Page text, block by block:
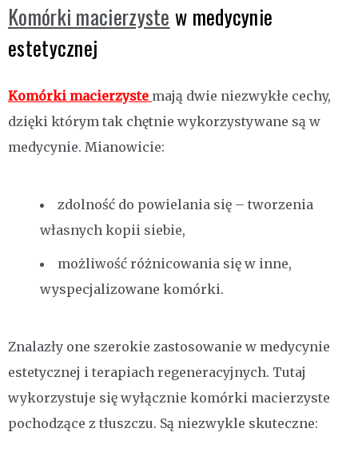
Komórki macierzyste w medycynie
estetycznej
Komórki macierzyste mają dwie niezwykłe cechy,
dzięki którym tak chętnie wykorzystywane są w
medycynie. Mianowicie:
zdolność do powielania się – tworzenia
własnych kopii siebie,
możliwość różnicowania się w inne,
wyspecjalizowane komórki.
Znalazły one szerokie zastosowanie w medycynie
estetycznej i terapiach regeneracyjnych. Tutaj
wykorzystuje się wyłącznie komórki macierzyste
pochodzące z tłuszczu. Są niezwykle skuteczne: